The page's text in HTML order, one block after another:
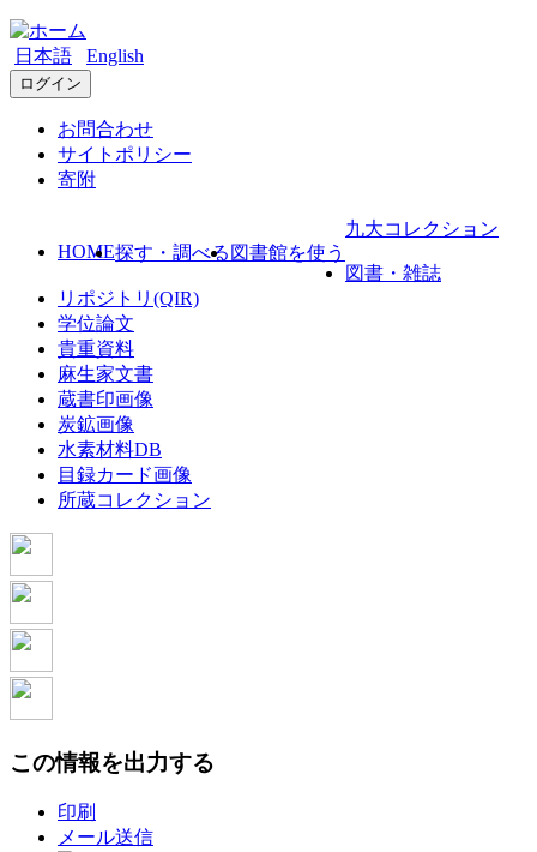
日本語 English
ログイン
お問合わせ
サイトポリシー
寄附
HOME探す・調べる 図書館を使う
九大コレクション
図書・雑誌
リポジトリ(QIR)
学位論文
貴重資料
麻生家文書
蔵書印画像
炭鉱画像
水素材料DB
目録カード画像
所蔵コレクション
この情報を出力する
印刷
メール送信